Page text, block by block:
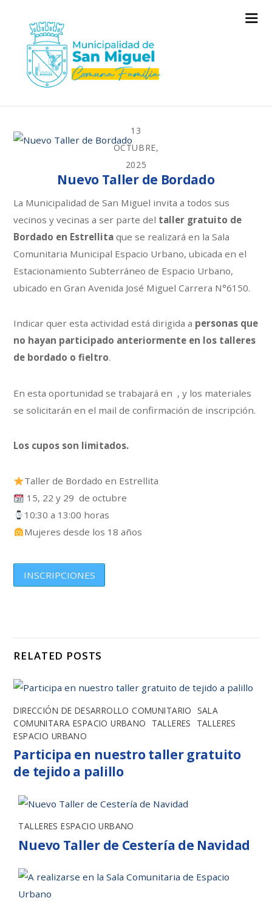
13
OCTUBRE,
2025
Nuevo Taller de Bordado
La Municipalidad de San Miguel invita a todos sus
vecinos y vecinas a ser parte del taller gratuito de
Bordado en Estrellitaque se realizará en la Sala
Comunitaria Municipal Espacio Urbano, ubicada en el
Estacionamiento Subterráneo de Espacio Urbano,
ubicado en Gran Avenida José Miguel Carrera N°6150.
Indicar quer esta actividad está dirigida a personas que
no hayan participado anteriormente en los talleres
de bordado o fieltro.
En esta oportunidad se trabajará en , y los materiales
se solicitarán en el mail de confirmación de inscripción.
Los cupos son limitados.
Taller de Bordado en Estrellita
15, 22 y 29 de octubre
10:30 a 13:00 horas
Mujeres desde los 18 años
INSCRIPCIONES
RELATED POSTS
DIRECCIÓN DE DESARROLLO COMUNITARIO
SALA
COMUNITARA ESPACIO URBANO
TALLERES
TALLERES
ESPACIO URBANO
Participa en nuestro taller gratuito
de tejido a palillo
TALLERES ESPACIO URBANO
Nuevo Taller de Cestería de Navidad